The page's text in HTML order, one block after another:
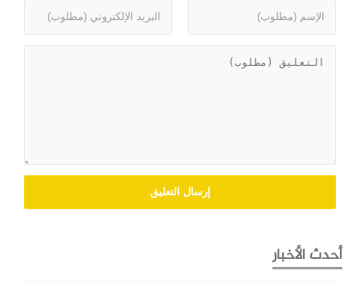
أحدث الأخبار